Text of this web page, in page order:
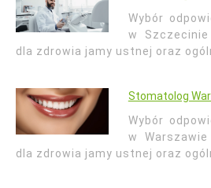
Wybór
w
dla zdrowia jamy ustnej oraz
Stomatolog
Wybór
w
dla zdrowia jamy ustnej oraz